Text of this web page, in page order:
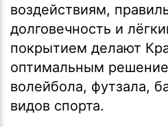
воздействиям,
долговечность и
покрытием делают
оптимальным
волейбола, футзала,
видов спорта.